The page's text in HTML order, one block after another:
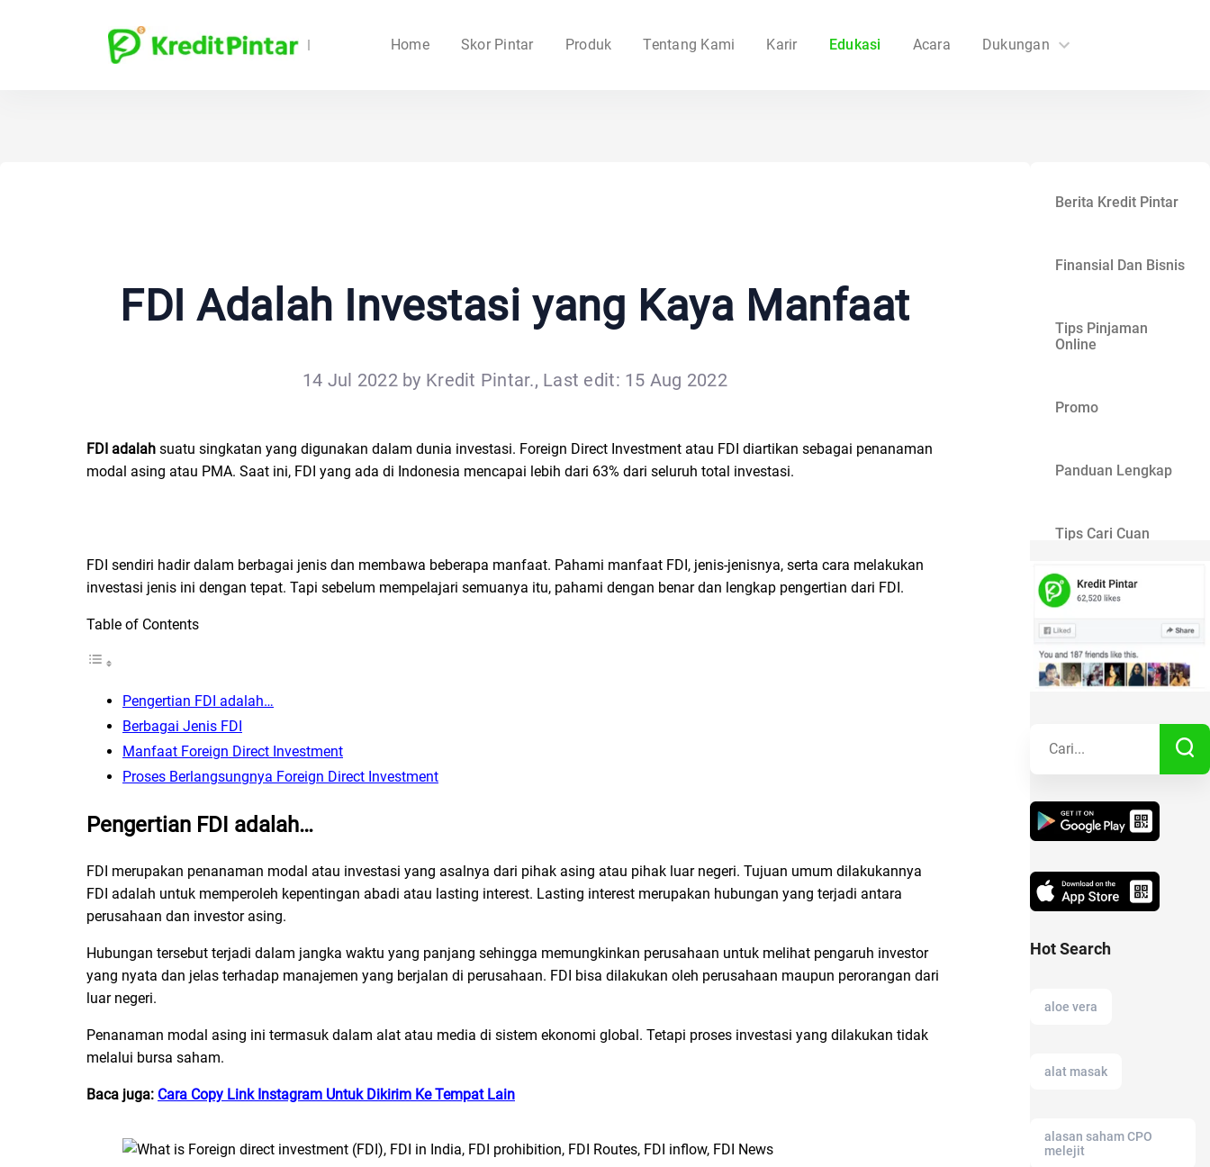
Home Skor Pintar Produk Tentang Kami Karir Edukasi Acara Dukungan
FDI Adalah Investasi yang Kaya Manfaat
14 Jul 2022 by Kredit Pintar., Last edit: 15 Aug 2022
FDI adalah suatu singkatan yang digunakan dalam dunia investasi. Foreign Direct Investment atau FDI diartikan sebagai penanaman
modal asing atau PMA. Saat ini, FDI yang ada di Indonesia mencapai lebih dari 63% dari seluruh total investasi.
FDI sendiri hadir dalam berbagai jenis dan membawa beberapa manfaat. Pahami manfaat FDI, jenis-jenisnya, serta cara melakukan
investasi jenis ini dengan tepat. Tapi sebelum mempelajari semuanya itu, pahami dengan benar dan lengkap pengertian dari FDI.
Table of Contents
Pengertian FDI adalah…
Berbagai Jenis FDI
Manfaat Foreign Direct Investment
Proses Berlangsungnya Foreign Direct Investment
Pengertian FDI adalah…
FDI merupakan penanaman modal atau investasi yang asalnya dari pihak asing atau pihak luar negeri. Tujuan umum dilakukannya
FDI adalah untuk memperoleh kepentingan abadi atau lasting interest. Lasting interest merupakan hubungan yang terjadi antara
perusahaan dan investor asing.
Hubungan tersebut terjadi dalam jangka waktu yang panjang sehingga memungkinkan perusahaan untuk melihat pengaruh investor
yang nyata dan jelas terhadap manajemen yang berjalan di perusahaan. FDI bisa dilakukan oleh perusahaan maupun perorangan dari
luar negeri.
Penanaman modal asing ini termasuk dalam alat atau media di sistem ekonomi global. Tetapi proses investasi yang dilakukan tidak
melalui bursa saham.
Baca juga: Cara Copy Link Instagram Untuk Dikirim Ke Tempat Lain
Berita Kredit Pintar
Finansial Dan Bisnis
Tips Pinjaman
Online
Promo
Panduan Lengkap
Tips Cari Cuan
Gaya Hidup
Kisah Sukses
Hot Search
aloe vera
alat masak
alasan saham CPO
melejit